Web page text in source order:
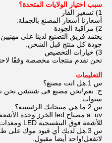
سبب اختيار الولايات المتحدة؟
1) تسعير الفار
أسعارنا أسعار المصنع بالجملة.
2) مراقبة الجودة
يعتمد فريق التصنيع لدينا على
جودة كل منتج قبل الشحن.
3) خيارات التخصيص
نحن نقدم منتجات مخصصة وفقًا
التعليمات
س 1.هل انت مصنع؟
سنوات.
س 2.ما هي منتجاتك الرئيسية؟
للأشعة فوق البنفسجية LED ومعدات الأشعة فوق البنفسجية.
س 3.هل لديك أي قيود موك على طلبيات مصابيح LED؟
لاتفعل!واحد أيضا مقبول.